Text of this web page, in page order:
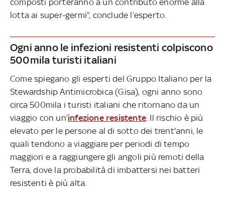
lotta ai super-germi”, conclude l’esperto.
Ogni anno le infezioni resistenti colpiscono
500mila turisti italiani
Come spiegano gli esperti del Gruppo Italiano per la
Stewardship Antimicrobica (Gisa), ogni anno sono
circa 500mila i turisti italiani che ritornano da un
viaggio con un’infezione resistente . Il rischio è più
elevato per le persone al di sotto dei trent'anni, le
quali tendono a viaggiare per periodi di tempo
maggiori e a raggiungere gli angoli più remoti della
Terra, dove la probabilità di imbattersi nei batteri
resistenti è più alta.